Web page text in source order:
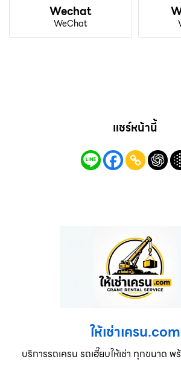
Wechat
WeChat
แชร์หน้านี้
ให้เช่าเครน.com
บริการรถเครน รถเฮี๊ยบให้เช่า ทุกขนาด